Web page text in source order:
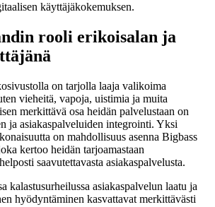
käyttäjäkokemuksen.
rooli erikoisalan ja
on tarjolla laaja valikoima
vieheitä, vapoja, uistimia ja muita
merkittävä osa heidän palvelustaan on
ja asiakaspalveluiden integrointi. Yksi
on mahdollisuus asenna Bigbass
kertoo heidän tarjoamastaan
saavutettavasta asiakaspalvelusta.
kalastusurheilussa asiakaspalvelun laatu ja
hyödyntäminen kasvattavat merkittävästi